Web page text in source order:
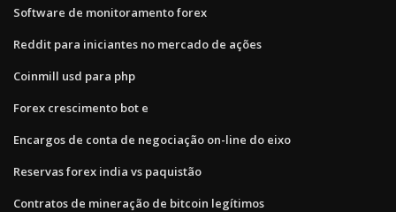
Software de monitoramento forex
Reddit para iniciantes no mercado de ações
Coinmill usd para php
Forex crescimento bot e
Encargos de conta de negociação on-line do eixo
Reservas forex india vs paquistão
Contratos de mineração de bitcoin legítimos